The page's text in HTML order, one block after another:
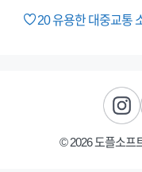
20유용한 대중교통
© 2026 도플소프